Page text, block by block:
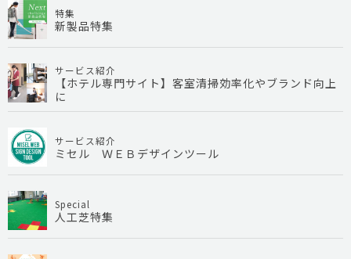
特集
新製品特集
サービス紹介
【ホテル専門サイト】客室清掃効率化やブランド向上
に
サービス紹介
ミセル ＷＥＢデザインツール
Special
人工芝特集